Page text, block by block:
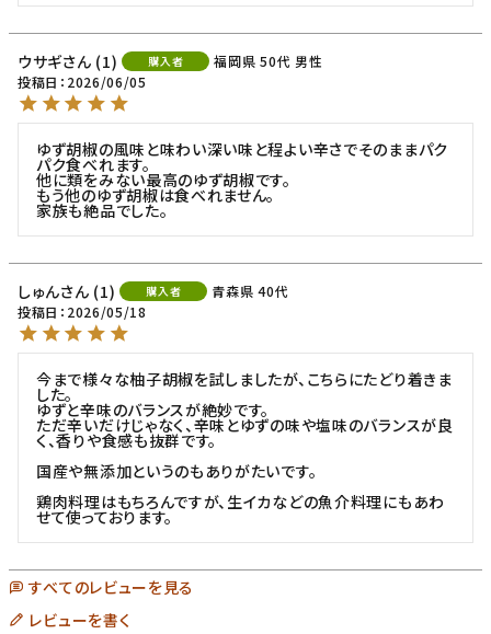
ウサギ 1 購入者 福岡県 50代 男性
投稿日
2026/06/05
ゆず胡椒の風味と味わい深い味と程よい辛さでそのままパク
パク食べれます。
他に類をみない最高のゆず胡椒です。
もう他のゆず胡椒は食べれません。
家族も絶品でした。
しゅん 1 購入者 青森県 40代
投稿日
2026/05/18
今まで様々な柚子胡椒を試しましたが、こちらにたどり着きま
した。
ゆずと辛味のバランスが絶妙です。
ただ辛いだけじゃなく、辛味とゆずの味や塩味のバランスが良
く、香りや食感も抜群です。
国産や無添加というのもありがたいです。
鶏肉料理はもちろんですが、生イカなどの魚介料理にもあわ
せて使っております。
すべてのレビューを見る
レビューを書く